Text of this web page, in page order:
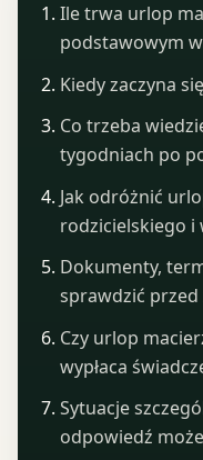
Ile trwa urlop
podstawowym
Kiedy zaczyna
Co trzeba
tygodniach po
Jak odróżnić
rodzicielskiego i
Dokumenty,
sprawdzić przed
Czy urlop
wypłaca
Sytuacje
odpowiedź